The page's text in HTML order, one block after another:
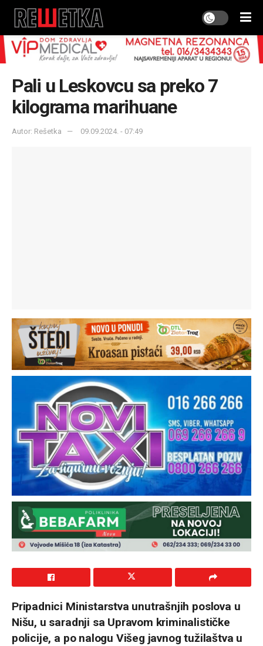
Pali u Leskovcu sa preko 7
kilograma marihuane
Autor: Rešetka 09.09.2024. - 07:49
Pripadnici Ministarstva unutrašnjih poslova u
Nišu, u saradnji sa Upravom kriminalističke
policije, a po nalogu Višeg javnog tužilaštva u